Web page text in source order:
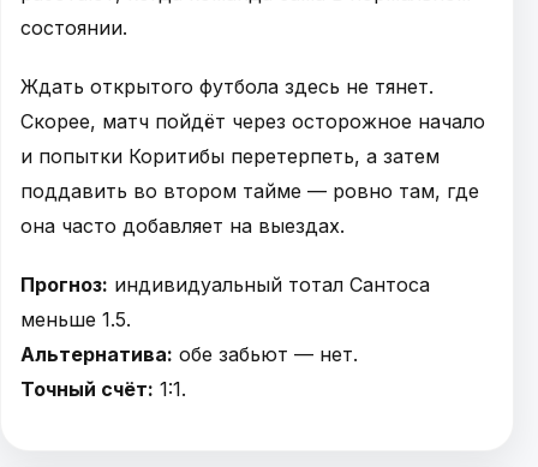
состоянии.
Ждать открытого футбола здесь не тянет.
Скорее, матч пойдёт через осторожное начало
и попытки Коритибы перетерпеть, а затем
поддавить во втором тайме — ровно там, где
она часто добавляет на выездах.
Прогноз: индивидуальный тотал Сантоса
меньше 1.5.
Альтернатива: обе забьют — нет.
Точный счёт: 1:1.